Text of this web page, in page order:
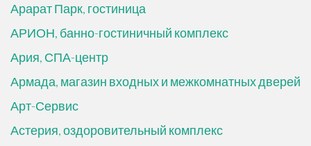
Арарат Парк, гостиница
АРИОН, банно-гостиничный комплекс
Ария, СПА-центр
Армада, магазин входных и межкомнатных дверей
Арт-Сервис
Астерия, оздоровительный комплекс